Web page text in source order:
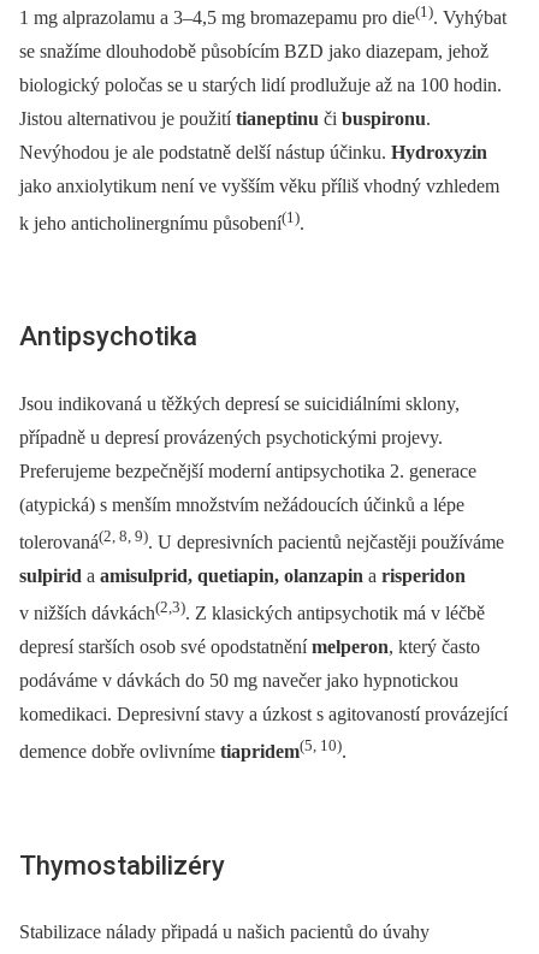
1 mg alprazolamu a 3–4,5 mg bromazepamu pro die(1). Vyhýbat
se snažíme dlouhodobě působícím BZD jako diazepam, jehož
biologický poločas se u starých lidí prodlužuje až na 100 hodin.
Jistou alternativou je použitítianeptinu či buspironu.
Nevýhodou je ale podstatně delší nástup účinku. Hydroxyzin
jako anxiolytikum není ve vyšším věku příliš vhodný vzhledem
k jeho anticholinergnímu působení(1).
Antipsychotika
Jsou indikovaná u těžkých depresí se suicidiálními sklony,
případně u depresí provázených psychotickými projevy.
Preferujeme bezpečnější moderní antipsychotika 2. generace
(atypická) s menším množstvím nežádoucích účinků a lépe
tolerovaná(2, 8, 9). U depresivních pacientů nejčastěji používáme
sulpirid a amisulprid, quetiapin, olanzapin a risperidon
v nižších dávkách(2,3). Z klasických antipsychotik má v léčbě
depresí starších osob své opodstatněnímelperon, který často
podáváme v dávkách do 50 mg navečer jako hypnotickou
komedikaci. Depresivní stavy a úzkost s agitovaností provázející
demence dobře ovlivníme tiapridem(5, 10).
Thymostabilizéry
Stabilizace nálady připadá u našich pacientů do úvahy